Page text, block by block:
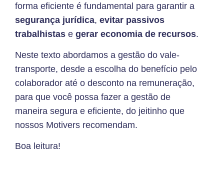
forma eficiente é fundamental para garantir a
segurança jurídica, evitar passivos
trabalhistas e gerar economia de recursos.
Neste texto abordamos a gestão do vale-
transporte, desde a escolha do benefício pelo
colaborador até o desconto na remuneração,
para que você possa fazer a gestão de
maneira segura e eficiente, do jeitinho que
nossos Motivers recomendam.
Boa leitura!